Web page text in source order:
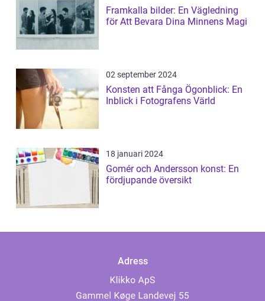
Framkalla bilder: En Vägledning
för Att Bevara Dina Minnens Magi
02 september 2024
Konsten att Fånga Ögonblick: En
Inblick i Fotografens Värld
18 januari 2024
Gomér och Andersson konst: En
fördjupande översikt
Adress